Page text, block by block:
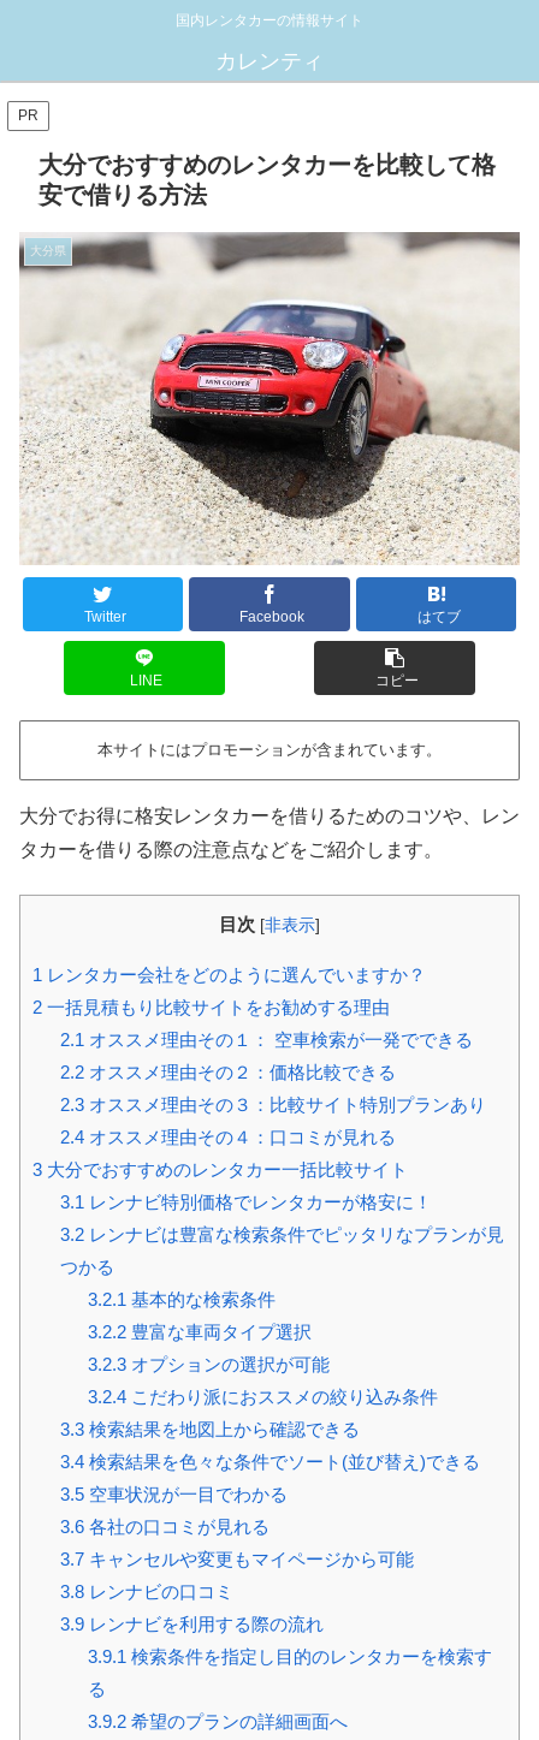
国内レンタカーの情報サイト
カレンティ
PR
大分でおすすめのレンタカーを比較して格
安で借りる方法
大分県
Twitter Facebook はてブ
LINE コピー
本サイトにはプロモーションが含まれています。
大分でお得に格安レンタカーを借りるためのコツや、レン
タカーを借りる際の注意点などをご紹介します。
目次 [非表示]
1 レンタカー会社をどのように選んでいますか？
2 一括見積もり比較サイトをお勧めする理由
2.1 オススメ理由その１： 空車検索が一発でできる
2.2オススメ理由その２：価格比較できる
2.3オススメ理由その３：比較サイト特別プランあり
2.4オススメ理由その４：口コミが見れる
3 大分でおすすめのレンタカー一括比較サイト
3.1 レンナビ特別価格でレンタカーが格安に！
3.2レンナビは豊富な検索条件でピッタリなプランが見
つかる
3.2.1 基本的な検索条件
3.2.2豊富な車両タイプ選択
3.2.3オプションの選択が可能
3.2.4こだわり派におススメの絞り込み条件
3.3検索結果を地図上から確認できる
3.4検索結果を色々な条件でソート(並び替え)できる
3.5空車状況が一目でわかる
3.6各社の口コミが見れる
3.7キャンセルや変更もマイページから可能
3.8レンナビの口コミ
3.9レンナビを利用する際の流れ
3.9.1 検索条件を指定し目的のレンタカーを検索す
る
3.9.2希望のプランの詳細画面へ